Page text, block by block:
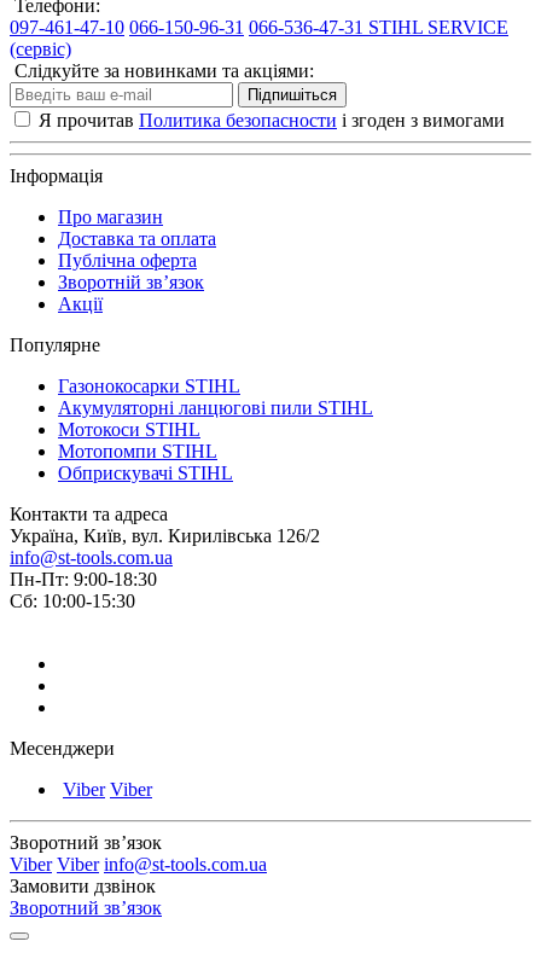
Телефони:
097-461-47-10 066-150-96-31 066-536-47-31 STIHL SERVICE
(сервіс)
Слідкуйте за новинками та акціями:
Підпишіться
Я прочитав Политика безопасности і згоден з вимогами
Інформація
Про магазин
Доставка та оплата
Публічна оферта
Зворотній зв’язок
Акції
Популярне
Газонокосарки STIHL
Акумуляторні ланцюгові пили STIHL
Мотокоси STIHL
Мотопомпи STIHL
Обприскувачі STIHL
Контакти та адреса
Україна, Київ, вул. Кирилівська 126/2
info@st-tools.com.ua
Пн-Пт: 9:00-18:30
Сб: 10:00-15:30
Месенджери
Viber Viber
Зворотний зв’язок
Viber Viber info@st-tools.com.ua
Замовити дзвінок
Зворотний зв’язок